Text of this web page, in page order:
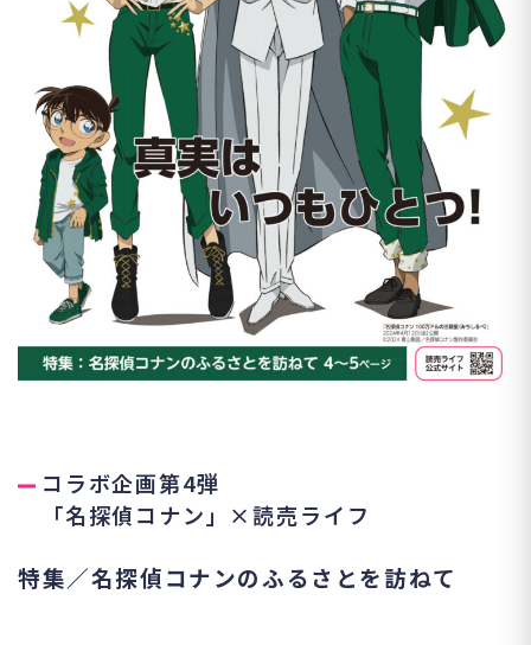
コラボ企画第4弾
「名探偵コナン」×読売ライフ
特集／名探偵コナンのふるさとを訪ねて